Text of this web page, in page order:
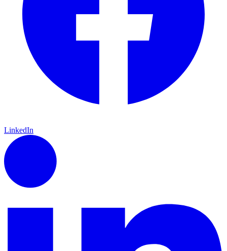
LinkedIn